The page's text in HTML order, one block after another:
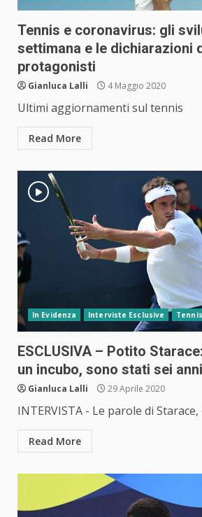
Tennis e coronavirus: gli
settimana e le dichiarazioni
protagonisti
Gianluca Lalli 4 Maggio 2020
Ultimi aggiornamenti sul tennis
Read More
In Evidenza Interviste Esclusive Tennis
ESCLUSIVA – Potito
un incubo, sono stati sei
Gianluca Lalli 29 Aprile 2020
INTERVISTA - Le parole di
Read More